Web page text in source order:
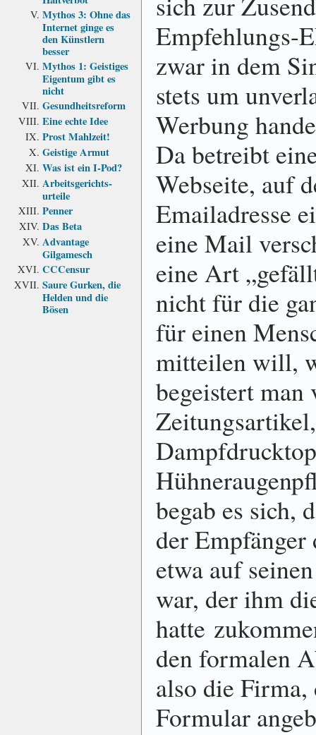
Mythos 3: Ohne das
Internet ginge es
den Künstlern
besser
Mythos 1: Geistiges
Eigentum gibt es
nicht
Gesundheits­reform
Eine echte Idee
Prost Mahlzeit!
Geistige Armut
Was ist ein I-Pod?
Arbeits­gerichts­
urteile
Penner
Das Beta
Advantage
Gilgamesch
CCCensur
Saure Gurken, die
Helden und die
Bösen
Empfehlungs-
zwar in dem
stets um
Werbung
Da betreibt
Webseite, auf
Emailadresse
eine Mail
eine Art
nicht für die
für einen
mitteilen will,
begeistert man
begab es sich,
der
etwa auf
war, der ihm
hatte
den formalen
also die Firma,
Formular